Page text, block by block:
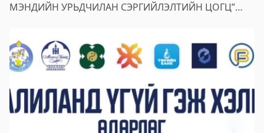
МЭНДИЙН УРЬДЧИЛАН СЭРГИЙЛЭЛТИЙН ЦОГЦ”